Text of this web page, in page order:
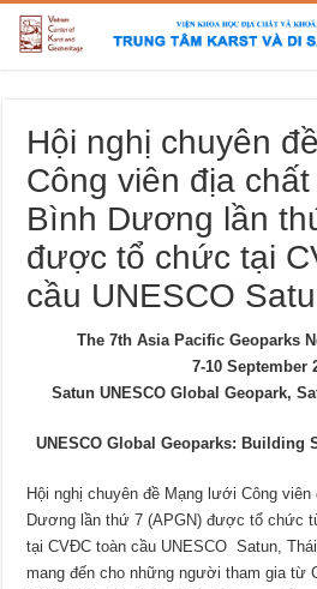
Hội nghị chuyên
Công viên địa
Bình Dương lần
được tổ chức tại
cầu UNESCO
The 7th Asia Pacific Geoparks
7-10 September
Satun UNESCO Global Geopark,
UNESCO Global Geoparks: Building
Hội nghị chuyên đề Mạng lưới Công
Dương lần thứ 7 (APGN) được tổ chức
tại CVĐC toàn cầu UNESCO Satun,
mang đến cho những người tham gia từ